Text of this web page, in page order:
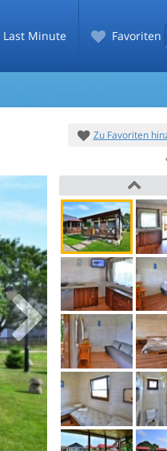
Last Minute Favoriten
Zu Favoriten